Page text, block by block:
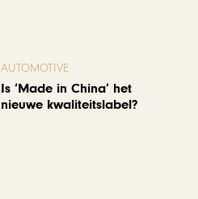
AUTOMOTIVE
Is ‘Made in China’ het
nieuwe kwaliteitslabel?